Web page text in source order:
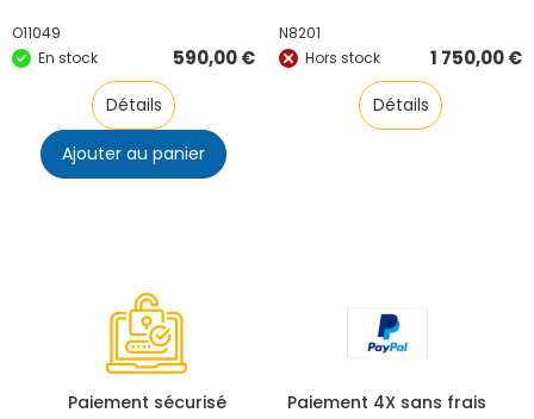
O11049
En stock
590,00€
Détails
Ajouter au panier
N8201
Hors stock
1 750,00€
Détails
Paiement sécurisé Paiement 4X sans frais